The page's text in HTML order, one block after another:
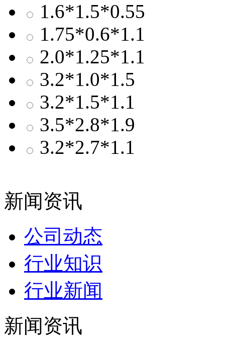
1.6*1.5*0.55
1.75*0.6*1.1
2.0*1.25*1.1
3.2*1.0*1.5
3.2*1.5*1.1
3.5*2.8*1.9
3.2*2.7*1.1
新闻资讯
公司动态
行业知识
行业新闻
新闻资讯